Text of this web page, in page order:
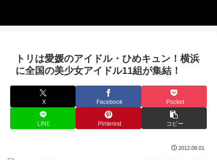
トリは愛媛のアイドル・ひめキュン！横浜
に全国の美少女アイドル11組が集結！
X Facebook Pocket
LINE Pinterest コピー
2012.08.01